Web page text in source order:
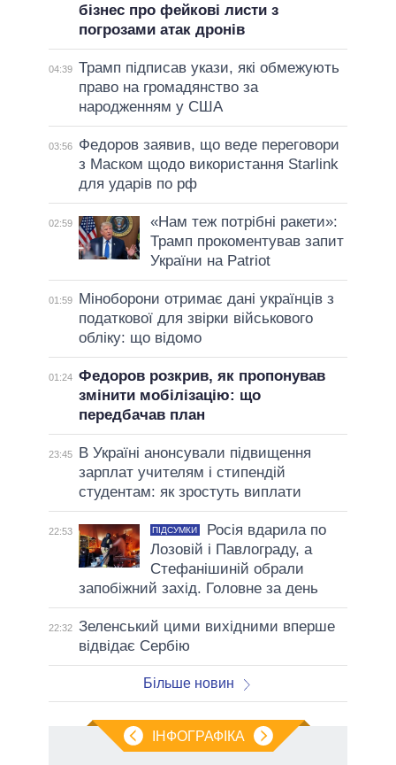
бізнес про фейкові листи з
погрозами атак дронів
04:39 Трамп підписав укази, які обмежують
право на громадянство за
народженням у США
03:56
Федоров заявив, що веде переговори
з Маском щодо використання Starlink
для ударів по рф
02:59
«Нам теж потрібні ракети»:
Трамп прокоментував запит
України на Patriot
01:59
Міноборони отримає дані українців з
податкової для звірки військового
обліку: що відомо
01:24 Федоров розкрив, як пропонував
змінити мобілізацію: що
передбачав план
23:45
В Україні анонсували підвищення
зарплат учителям і стипендій
студентам: як зростуть виплати
22:53 ПІДСУМКИ
Росія вдарила по
Лозовій і Павлограду, а
Стефанішиній обрали
запобіжний захід. Головне за день
22:32 Зеленський цими вихідними вперше
відвідає Сербію
Більше новин
ІНФОГРАФІКА